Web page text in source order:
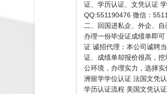
证、学历认证、文凭认证
QQ:551190476 微信：
二、回国进私企、外企、
办理一份毕业证成绩单即
证 诚招代理：本公司诚聘
证、成绩单却报价很高，
公环境，办理实力，选择
洲留学学位认证 法国文凭
学历认证流程 美国文凭认